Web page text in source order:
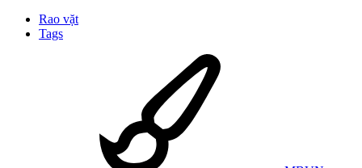
Rao vặt
Tags